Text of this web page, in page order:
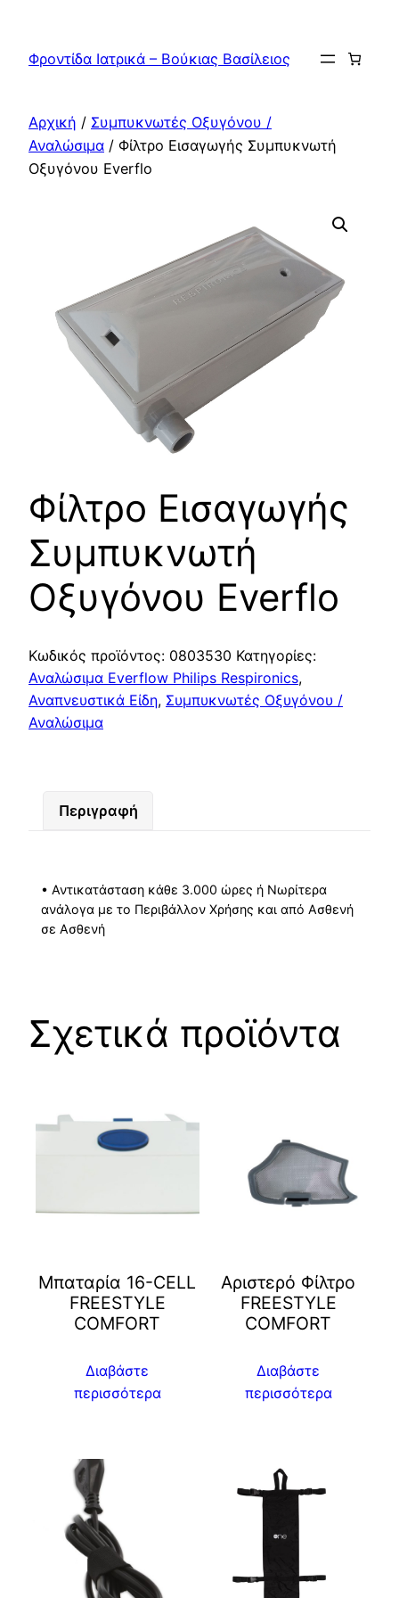
περιεχόμενο
Φροντίδα Ιατρικά – Βούκιας Βασίλειος
Αρχική / Συμπυκνωτές Οξυγόνου /
Αναλώσιμα / Φίλτρο Εισαγωγής Συμπυκνωτή
Οξυγόνου Everflo
Φίλτρο Εισαγωγής
Συμπυκνωτή
Οξυγόνου Everflo
Κωδικός προϊόντος: 0803530 Κατηγορίες:
Αναλώσιμα Everflow Philips Respironics,
Αναπνευστικά Είδη, Συμπυκνωτές Οξυγόνου /
Αναλώσιμα
Περιγραφή
• Αντικατάσταση κάθε 3.000 ώρες ή Νωρίτερα
ανάλογα με τo Περιβάλλον Χρήσης και από Ασθενή
σε Ασθενή
Σχετικά προϊόντα
Μπαταρία 16-CELL
FREESTYLE
COMFORT
Διαβάστε
περισσότερα
Αριστερό Φίλτρο
FREESTYLE
COMFORT
Διαβάστε
περισσότερα